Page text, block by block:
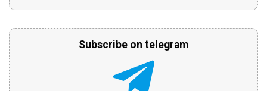
Subscribe on telegram